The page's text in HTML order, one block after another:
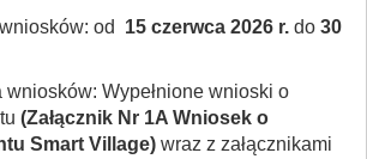
od
15 czerwca 2026 r. do 30
wniosków: Wypełnione wnioski o
(Załącznik Nr 1A Wniosek o
Smart Village) wraz z załącznikami